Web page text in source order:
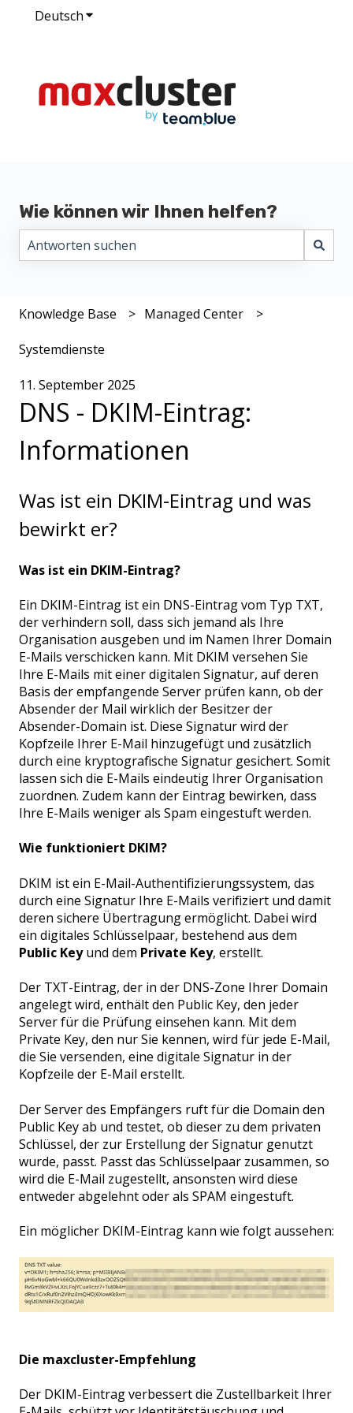
DeutschUntermenü für Übersetzungen anzeigen
Wie können wir Ihnen helfen?
Knowledge Base Managed Center
Systemdienste
11. September 2025
DNS - DKIM-Eintrag:
Informationen
Was ist ein DKIM-Eintrag und was
bewirkt er?
Was ist ein DKIM-Eintrag?
Ein DKIM-Eintrag ist ein DNS-Eintrag vom Typ TXT,
der verhindern soll, dass sich jemand als Ihre
Organisation ausgeben und im Namen Ihrer Domain
E-Mails verschicken kann. Mit DKIM versehen Sie
Ihre E-Mails mit einer digitalen Signatur, auf deren
Basis der empfangende Server prüfen kann, ob der
Absender der Mail wirklich der Besitzer der
Absender-Domain ist. Diese Signatur wird der
Kopfzeile Ihrer E-Mail hinzugefügt und zusätzlich
durch eine kryptografische Signatur gesichert. Somit
lassen sich die E-Mails eindeutig Ihrer Organisation
zuordnen. Zudem kann der Eintrag bewirken, dass
Ihre E-Mails weniger als Spam eingestuft werden.
Wie funktioniert DKIM?
DKIM ist ein E-Mail-Authentifizierungssystem, das
durch eine Signatur Ihre E-Mails verifiziert und damit
deren sichere Übertragung ermöglicht. Dabei wird
ein digitales Schlüsselpaar, bestehend aus dem
Public Keyund dem Private Key, erstellt.
Der TXT-Eintrag, der in der DNS-Zone Ihrer Domain
angelegt wird, enthält den Public Key, den jeder
Server für die Prüfung einsehen kann. Mit dem
Private Key, den nur Sie kennen, wird für jede E-Mail,
die Sie versenden, eine digitale Signatur in der
Kopfzeile der E-Mail erstellt.
Der Server des Empfängers ruft für die Domain den
Public Key ab und testet, ob dieser zu dem privaten
Schlüssel, der zur Erstellung der Signatur genutzt
wurde, passt. Passt das Schlüsselpaar zusammen, so
wird die E-Mail zugestellt, ansonsten wird diese
entweder abgelehnt oder als SPAM eingestuft.
Ein möglicher DKIM-Eintrag kann wie folgt aussehen:
Die maxcluster-Empfehlung
Der DKIM-Eintrag verbessert die Zustellbarkeit Ihrer